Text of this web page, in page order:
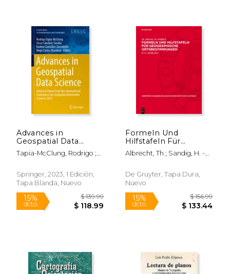
Advances in
Geospatial Data
Science: Selected
Papers from the
Conference on
Geospatial
2021 (en Inglés)
Tapia-McClung, Rodrigo ;
González-Zuccolotto,
Karime
Springer, 2023, 1 Edición,
Tapa Blanda, Nuevo
Formeln Und
Hilfstafeln Für
Geographische
Ortsbestimmungen
Albrecht, Th ; Sandig, H. -U ;
De Gruyter, Tapa Dura,
Nuevo